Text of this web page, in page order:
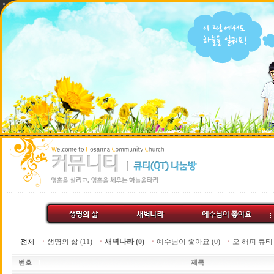
전체 ㆍ 생명의 삶 (11) ㆍ 새벽나라 (0) ㆍ 예수님이 좋아요 (0) ㆍ 오 해피 큐티
번호 제목